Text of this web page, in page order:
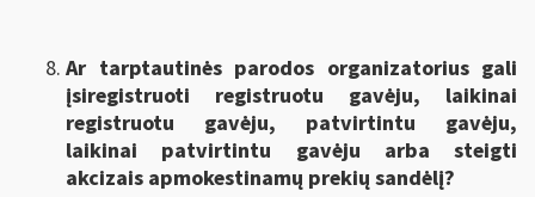
Ar tarptautinės parodos organizatorius gali
įsiregistruoti registruotu gavėju, laikinai
registruotu gavėju, patvirtintu gavėju,
laikinai patvirtintu gavėju arba steigti
akcizais apmokestinamų prekių sandėlį?